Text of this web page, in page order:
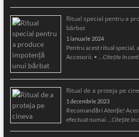
Ritual special pentru a
bărbat
1 ianuarie 2024
Pentru acest ritual special,
Accesorii: • … Citește în
Ritual de a proteja pe
1 decembrie 2023
Recomandări Atenție!
efectuat numai … Citește în